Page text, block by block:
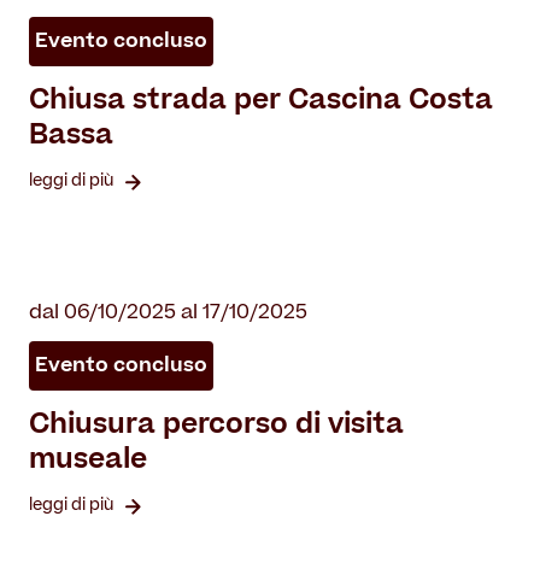
Evento concluso
Chiusa strada per Cascina Costa
Bassa
leggi di più
dal 06/10/2025 al 17/10/2025
Evento concluso
Chiusura percorso di visita
museale
leggi di più